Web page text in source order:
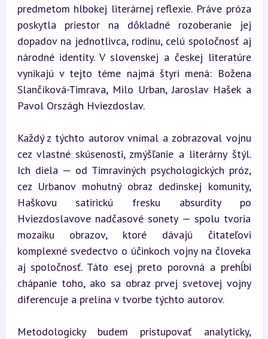
predmetom hlbokej literárnej reflexie. Práve próza
poskytla priestor na dôkladné rozoberanie jej
dopadov na jednotlivca, rodinu, celú spoločnosť aj
národné identity. V slovenskej a českej literatúre
vynikajú v tejto téme najmä štyri mená: Božena
Slančíková-Timrava, Milo Urban, Jaroslav Hašek a
Pavol Országh Hviezdoslav.
Každý z týchto autorov vnímal a zobrazoval vojnu
cez vlastné skúsenosti, zmýšľanie a literárny štýl.
Ich diela — od Timraviných psychologických próz,
cez Urbanov mohutný obraz dedinskej komunity,
Haškovu satirickú fresku absurdity po
Hviezdoslavove nadčasové sonety — spolu tvoria
mozaiku obrazov, ktoré dávajú čitateľovi
komplexné svedectvo o účinkoch vojny na človeka
aj spoločnosť. Táto esej preto porovná a prehĺbi
chápanie toho, ako sa obraz prvej svetovej vojny
diferencuje a prelína v tvorbe týchto autorov.
Metodologicky budem pristupovať analyticky,